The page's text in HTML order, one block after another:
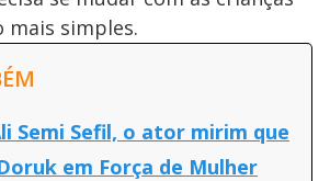
mais simples.
Semi Sefil, o ator mirim que
em Força de Mulher